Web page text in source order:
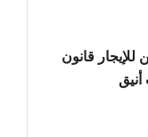
للإيجار قانون